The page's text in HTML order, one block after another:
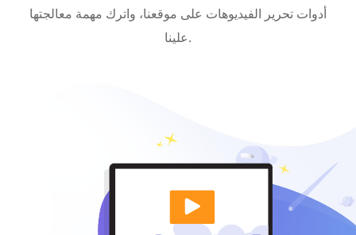
أدوات تحرير الفيديوهات على موقعنا، واترك مهمة معالجتها
علينا.